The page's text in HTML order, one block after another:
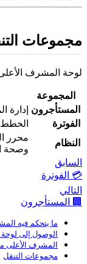
مجموعات
لوحة المشرف
المجموعة
المستأجرون إدارة
الفوترة
الخطط
النظام
محرر
وصحة
السابق
💳 الفوترة
التالي
🏢 المستأجرون
ما يتحكم فيه
الوصول إلى
المشرف الأعلى
مجموعات التنقل